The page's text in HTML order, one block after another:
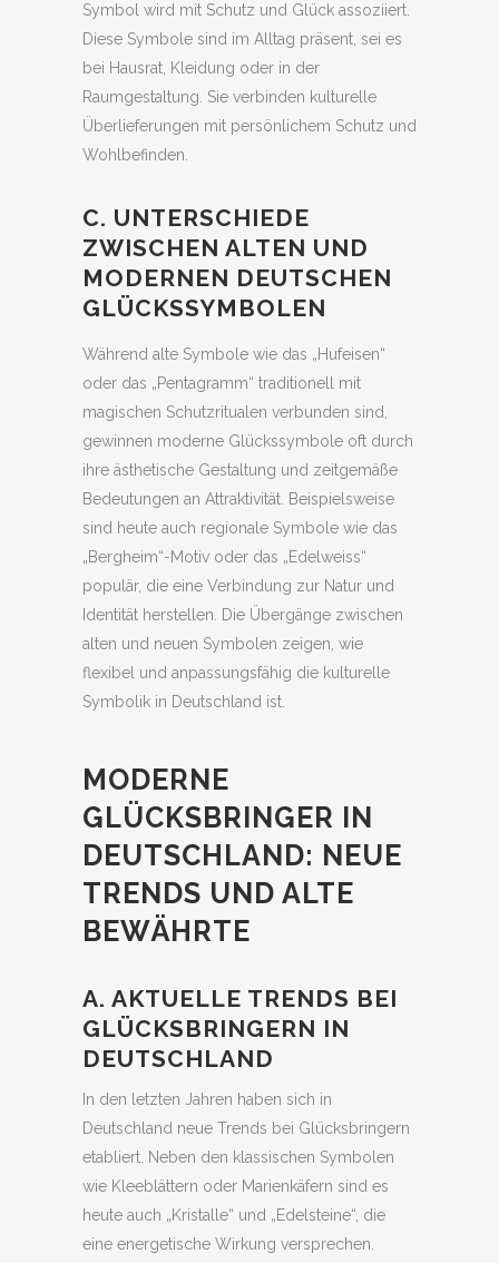
Symbol wird mit Schutz und Glück assoziiert.
Diese Symbole sind im Alltag präsent, sei es
bei Hausrat, Kleidung oder in der
Raumgestaltung. Sie verbinden kulturelle
Überlieferungen mit persönlichem Schutz und
Wohlbefinden.
C. UNTERSCHIEDE
ZWISCHEN ALTEN UND
MODERNEN DEUTSCHEN
GLÜCKSSYMBOLEN
Während alte Symbole wie das „Hufeisen“
oder das „Pentagramm“ traditionell mit
magischen Schutzritualen verbunden sind,
gewinnen moderne Glückssymbole oft durch
ihre ästhetische Gestaltung und zeitgemäße
Bedeutungen an Attraktivität. Beispielsweise
sind heute auch regionale Symbole wie das
„Bergheim“-Motiv oder das „Edelweiss“
populär, die eine Verbindung zur Natur und
Identität herstellen. Die Übergänge zwischen
alten und neuen Symbolen zeigen, wie
flexibel und anpassungsfähig die kulturelle
Symbolik in Deutschland ist.
MODERNE
GLÜCKSBRINGER IN
DEUTSCHLAND: NEUE
TRENDS UND ALTE
BEWÄHRTE
A. AKTUELLE TRENDS BEI
GLÜCKSBRINGERN IN
DEUTSCHLAND
In den letzten Jahren haben sich in
Deutschland neue Trends bei Glücksbringern
etabliert. Neben den klassischen Symbolen
wie Kleeblättern oder Marienkäfern sind es
heute auch „Kristalle“ und „Edelsteine“, die
eine energetische Wirkung versprechen.